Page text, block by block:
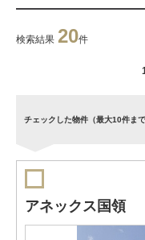
検索結果 20件
チェックした物件（最大10件ま
アネックス国領